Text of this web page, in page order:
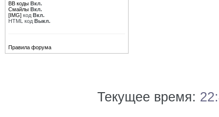
BB коды Вкл.
Смайлы Вкл.
[IMG] код Вкл.
HTML код Выкл.
Правила форума
Текущее время: